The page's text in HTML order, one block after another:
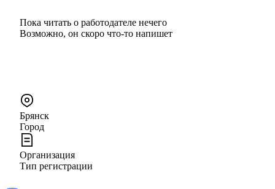
Пока читать о работодателе нечего
Возможно, он скоро что‑то напишет
Брянск
Город
Организация
Тип регистрации